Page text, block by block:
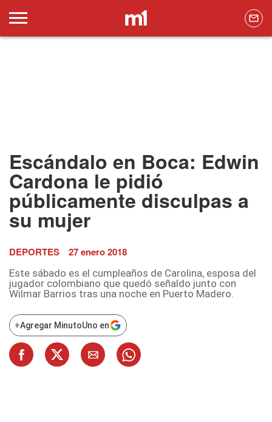
Escándalo en Boca: Edwin
Cardona le pidió
públicamente disculpas a
su mujer
DEPORTES 27 enero 2018
Este sábado es el cumpleaños de Carolina, esposa del
jugador colombiano que quedó señaldo junto con
Wilmar Barrios tras una noche en Puerto Madero.
+Agregar MinutoUno en